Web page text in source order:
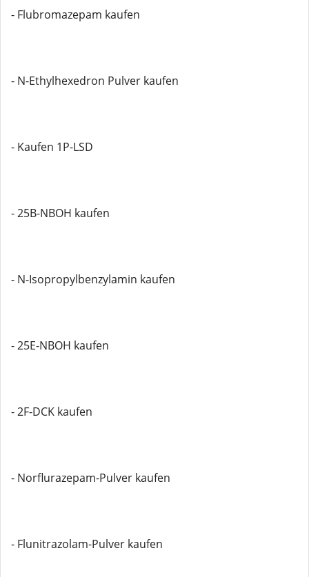
- Flubromazepam kaufen
- N-Ethylhexedron Pulver kaufen
- Kaufen 1P-LSD
- 25B-NBOH kaufen
- N-Isopropylbenzylamin kaufen
- 25E-NBOH kaufen
- 2F-DCK kaufen
- Norflurazepam-Pulver kaufen
- Flunitrazolam-Pulver kaufen